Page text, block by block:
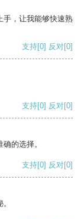
手，让我能够快速熟
支持[0] 反对[0]
支持[0] 反对[0]
的选择。
支持[0] 反对[0]